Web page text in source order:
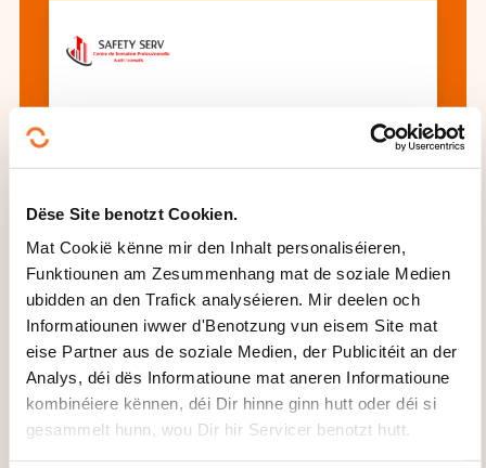
Dëse Site benotzt Cookien.
Mat Cookië kënne mir den Inhalt personaliséieren,
Funktiounen am Zesummenhang mat de soziale Medien
ubidden an den Trafick analyséieren. Mir deelen och
Informatiounen iwwer d'Benotzung vun eisem Site mat
eise Partner aus de soziale Medien, der Publicitéit an der
Analys, déi dës Informatioune mat aneren Informatioune
kombinéiere kënnen, déi Dir hinne ginn hutt oder déi si
gesammelt hunn, wou Dir hir Servicer benotzt hutt.
Certification HEV1 – Sensibilisation
All d'Formatioune gesinn
Dës aner Formatioune kéinten Iech och
interesséieren:
Autobau Autoelektrik
Autoelektronik